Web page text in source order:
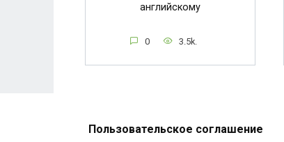
английскому
0 3.5k.
Пользовательское соглашение